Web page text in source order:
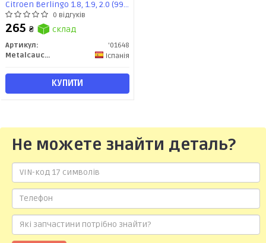
Citroen Berlingo 1.8, 1.9, 2.0 (99-)
(01648) Metalcaucho
0 відгуків
265 ₴ склад
Артикул:
'01648
Metalcaucho
Іспанія
КУПИТИ
Не можете знайти деталь?